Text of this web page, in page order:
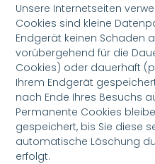
Unsere Internetseiten
Cookies sind kleine
Endgerät keinen Schaden
vorübergehend für die
Cookies) oder dauerhaft
Ihrem Endgerät
nach Ende Ihres Besuchs
Permanente Cookies
gespeichert, bis Sie diese
automatische Löschung
erfolgt.